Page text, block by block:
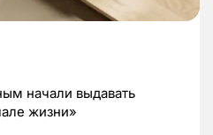
начали выдавать
жизни»